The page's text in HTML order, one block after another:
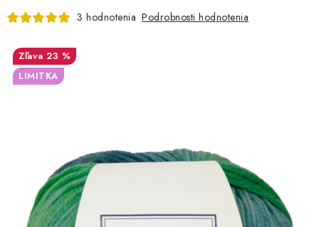
ČASOPISY, NÁVODY
DARČEKOVÉ POUKÁŽKY
VIDEO návody k ovládaniu e-shopu
Oznamy Kontakty
3 hodnotenia Podrobnosti hodnotenia
23 %
LIMITKA